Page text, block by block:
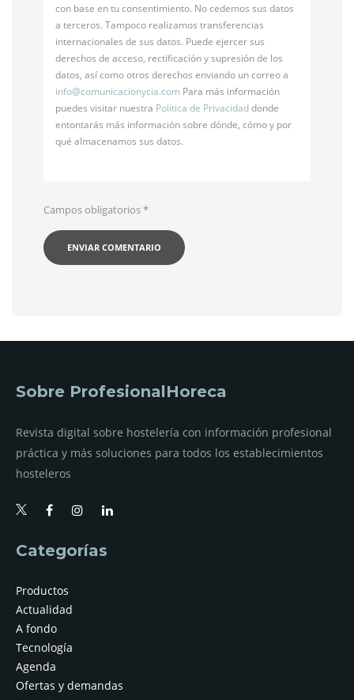
con base en tu consentimiento. No cedemos sus datos
a terceros. Tampoco realizamos transferencias
internacionales de sus datos. Puede ejercer sus
derechos de acceso, rectificación y supresión de los
datos, así como otros derechos enviando un correo a
info@comunicacionycia.com Para más información
puedes visitar nuestra Política de Privacidaddonde
entontarás más información sobre dónde, cómo y por
qué almacenamos sus datos.
Campos obligatorios*
Sobre ProfesionalHoreca
Revista digital sobre hostelería con información profesional
práctica y más soluciones para todos los establecimientos
hosteleros
Categorías
Productos
Actualidad
A fondo
Tecnología
Agenda
Ofertas y demandas